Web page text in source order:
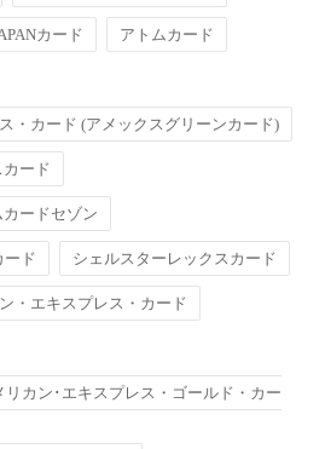
カード アトムカード
・カード (アメックスグリーンカード)
カード
ードセゾン
ード シェルスターレックスカード
・エキスプレス・カード
カン･エキスプレス・ゴールド・カー